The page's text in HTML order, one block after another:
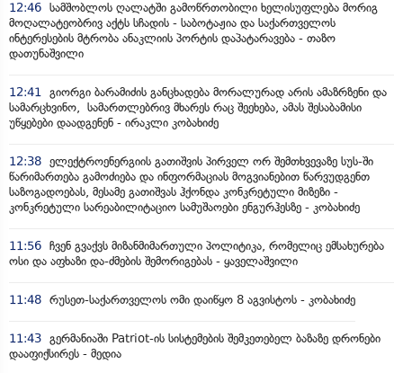
12:46 სამშობლოს ღალატში გამოწრთობილი ხელისუფლება მორიგ
მოღალატეობრივ აქტს სჩადის - საბოტაჟია და საქართველოს
ინტერესების მტრობა ანაკლიის პორტის დაპატარავება - თაზო
დათუნაშვილი
12:41 გიორგი ბარამიძის განცხადება მორალურად არის ამაზრზენი და
სამარცხვინო, სამართლებრივ მხარეს რაც შეეხება, ამას შესაბამისი
უწყებები დაადგენენ - ირაკლი კობახიძე
12:38 ელექტროენერგიის გათიშვის პირველ ორ შემთხვევაზე სუს-ში
წარიმართება გამოძიება და ინფორმაციას მოგვიანებით წარვუდგენთ
საზოგადოებას, მესამე გათიშვას ჰქონდა კონკრეტული მიზეზი -
კონკრეტული სარეაბილიტაციო სამუშაოები ენგურჰესზე - კობახიძე
11:56 ჩვენ გვაქვს მიზანმიმართული პოლიტიკა, რომელიც ემსახურება
ოსი და აფხაზი და-ძმების შემორიგებას - ყაველაშვილი
11:48 რუსეთ-საქართველოს ომი დაიწყო 8 აგვისტოს - კობახიძე
11:43 გერმანიაში Patriot-ის სისტემების შემკეთებელ ბაზაზე დრონები
დააფიქსირეს - მედია